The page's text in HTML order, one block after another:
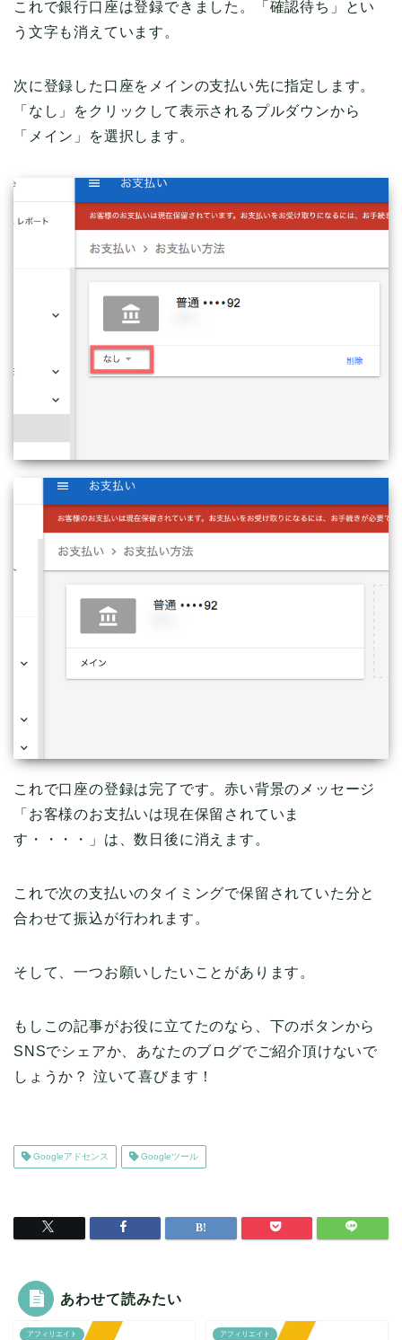
これで銀行口座は登録できました。「確認待ち」とい
う文字も消えています。
次に登録した口座をメインの支払い先に指定します。
「なし」をクリックして表示されるプルダウンから
「メイン」を選択します。
これで口座の登録は完了です。赤い背景のメッセージ
「お客様のお支払いは現在保留されていま
す・・・・」は、数日後に消えます。
これで次の支払いのタイミングで保留されていた分と
合わせて振込が行われます。
そして、一つお願いしたいことがあります。
もしこの記事がお役に立てたのなら、下のボタンから
SNSでシェアか、あなたのブログでご紹介頂けないで
しょうか？ 泣いて喜びます！
Googleアドセンス Googleツール
あわせて読みたい
アフィリエイト アフィリエイト